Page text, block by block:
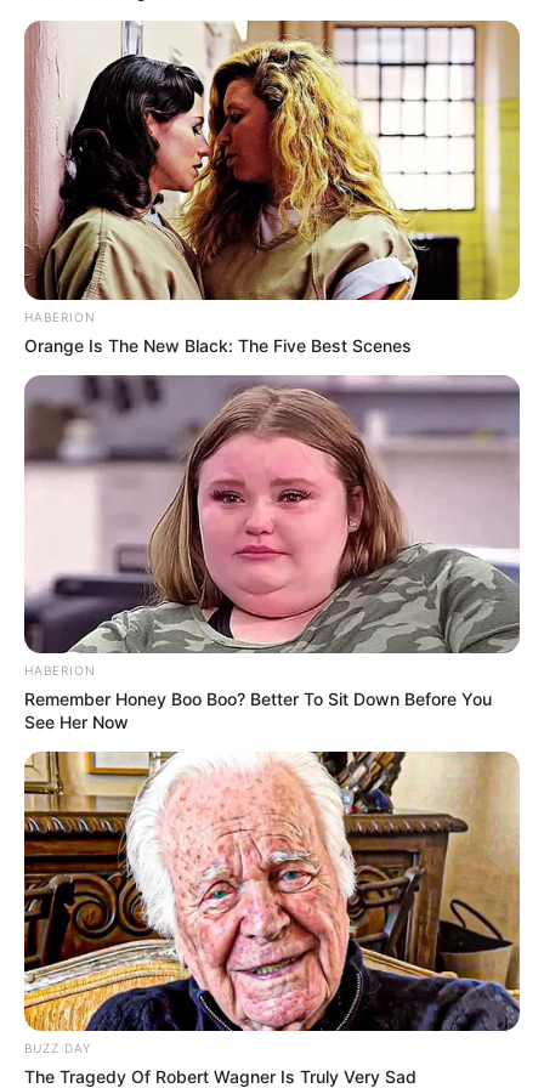
richtig originell und lustig feiern kannst? Dann wäre
doch unsere abenteuerliche Geocaching GPS-
Schatzsuche mit supermodernen Touchscreen-
Wandernavigationsgeräten genau das Richtige,
damit dieses Geburtstagsabenteuer Dir und Deinen
Gästen in toller Erinnerung bleibt. Riesen Spaß für
die teilnehmenden Kinder am
Kindergeburtstagsangebot von GeoFun. Ca. 2,5
Stunden GPS-Schatzsuche mit je einem leicht zu
bedienendem Touchscreen Wandernavigationsgerät
für jede/n Teilnehmer/in (leihweise für die Dauer der
Schatzsuche) mit altersgerechten spaßigen Fragen
für Groß und Klein, die es neben der Schatzsuche,
in einem lustigen Wettkampf zu beantworten gilt; pro
Teilnehmer/in je ein Getränk und ein kleiner Snack.
Preisverleihung mit einem Siegerpokal. Unsere
Sonderpreis - Aktion: Für eine GPS-Schatzsuche mit
Geburtstagskind und bis zu 10 Gästen statt 244,00
Euro incl. MwSt. nur 150,00 Euro incl. MwSt. (jede/r
weitere Teilnehmer/in 10,00 Euro incl. MwSt.)
Selbstverständlich begleiten und betreuen wir die
Schatzsuche hinsichtlich aller Belange zur
Wandernavigation. Da wir jedoch als reine Verleiher
der GPS-Geräte keine Haftung für Schäden und
Unfälle übernehmen können, bitten wir darum, je
fünf Kinder, jeweils eine/n weisungsbefugte/n
Betreuer/in zur Aufsicht einzuplanen, welche
natürlich kostenlos an der Tour teilnehmen.
Informationen unterwww.geofun-info.de/kindergebur
tstag.html . Eingetragen von GeoFun.
Geburtstag auf dem Aktivspielplatz - Du suchst
einen außergewöhnlichen Ausrichtungsort für einen
Kindergeburtstag, feiere doch im Biberbau! Feiere
einen Geburtstag mit freier Gestaltung auf unserem
einzigartigen Gelände. Dieses Angebot richtet sich
HABERION
Orange Is The New Black: The Five Best Scenes
HABERION
Remember Honey Boo Boo? Better To Sit Down Before You
See Her Now
BUZZ DAY
The Tragedy Of Robert Wagner Is Truly Very Sad